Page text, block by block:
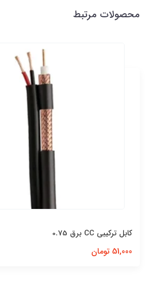
محصولات مرتبط
کابل ترکیبی CC برق 0.75
51,000 تومان